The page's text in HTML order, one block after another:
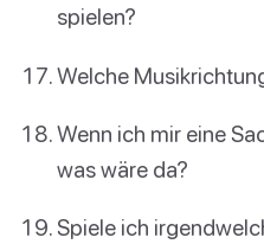
spielen?
Welche
Wenn ich mir eine
was wäre da?
Spiele ich